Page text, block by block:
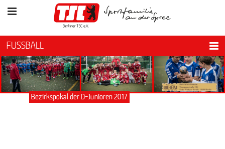
FUSSBALL
Bezirkspokal der D-Junioren 2017